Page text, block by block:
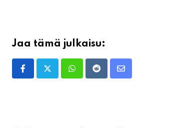
Jaa tämä julkaisu:
WhatsappRedditShare